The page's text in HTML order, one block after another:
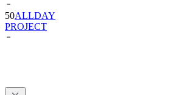
50ALLDAY
PROJECT